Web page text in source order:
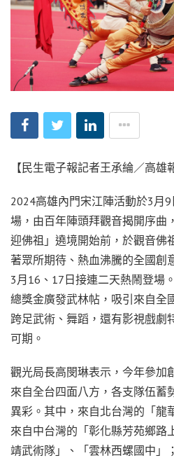
【民生電子報記者王承綸／高雄
2024高雄內門宋江陣活動於3月
場，由百年陣頭拜觀音揭開序曲
迎佛祖」遶境開始前，於觀音佛
著眾所期待、熱血沸騰的全國創
3月16、17日接連二天熱鬧登場
總獎金廣發武林帖，吸引來自全
跨足武術、舞蹈，還有影視戲劇
可期。
觀光局長高閔琳表示，今年參加
來自全台四面八方，各支隊伍蓄
異彩。其中，來自北台灣的「龍
來自中台灣的「彰化縣芳苑鄉路
靖武術隊」、「雲林西螺國中」